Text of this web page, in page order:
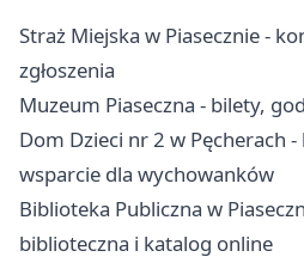
Straż Miejska w Piasecznie -
zgłoszenia
Muzeum Piaseczna - bilety,
Dom Dzieci nr 2 w Pęcherach
wsparcie dla wychowanków
Biblioteka Publiczna w
biblioteczna i katalog online